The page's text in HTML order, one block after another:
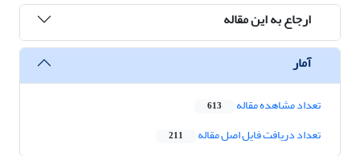
ارجاع به این مقاله
آمار
تعداد مشاهده مقاله 613
تعداد دریافت فایل اصل مقاله 211